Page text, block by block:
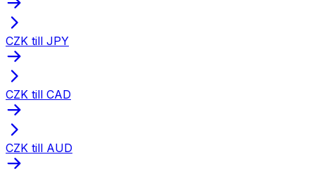
CZK till JPY
CZK till CAD
CZK till AUD